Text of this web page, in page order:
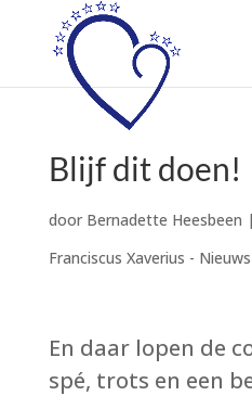
Blijf dit doen!
door Bernadette Heesbeen |
Franciscus Xaverius - Nieuws
En daar lopen de
spé, trots en een